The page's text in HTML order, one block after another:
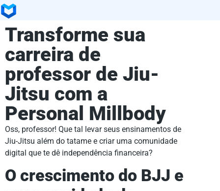
Transforme sua
carreira de
professor de Jiu-
Jitsu com a
Personal Millbody
Oss, professor! Que tal levar seus ensinamentos de
Jiu-Jitsu além do tatame e criar uma comunidade
digital que te dê independência financeira?
O crescimento do BJJ e